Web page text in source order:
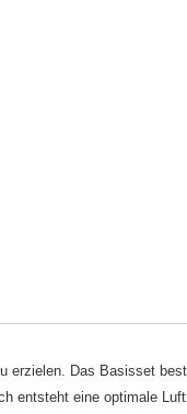
erzielen. Das Basisset
entsteht eine optimale